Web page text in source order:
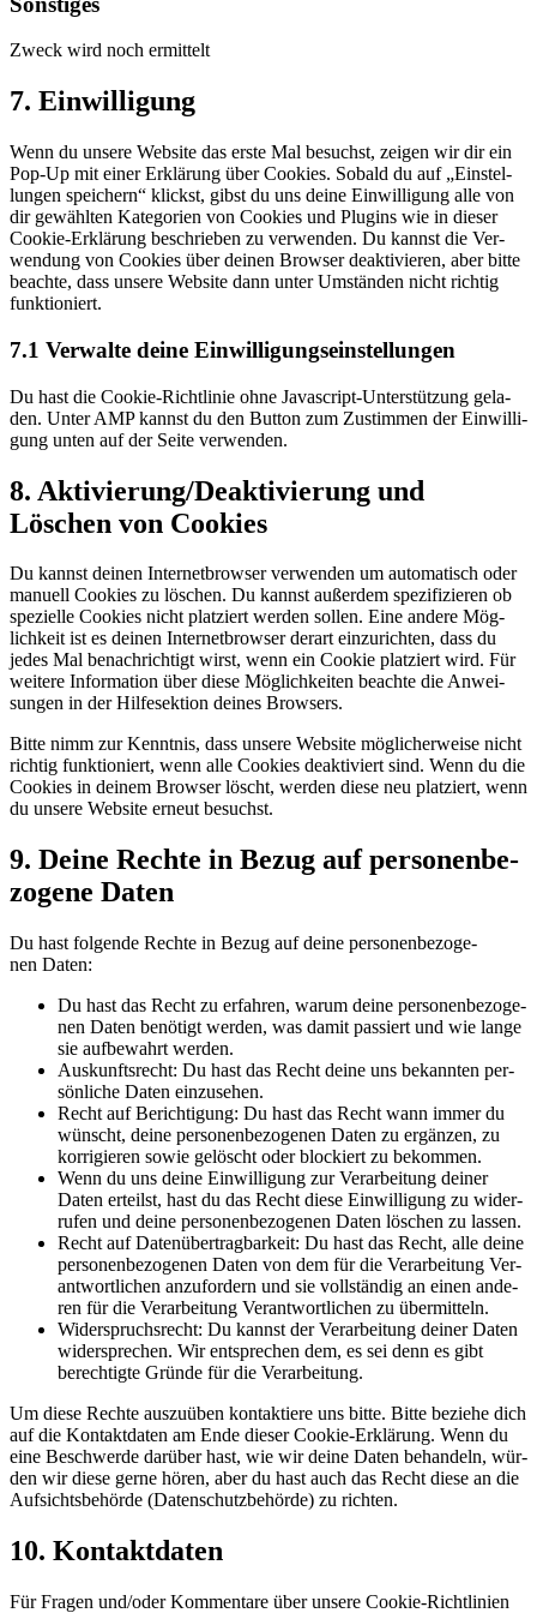
vice
Zweck wird noch ermittelt
Con­
sent
ser­
vice
sonstiges
7. Ein­wil­li­gung
Wenn du unse­re Web­site das ers­te Mal besuchst, zei­gen wir dir ein
Pop-Up mit einer Erklä­rung über Coo­kies. Sobald du auf „Ein­stel­
lun­gen spei­chern“ klickst, gibst du uns dei­ne Ein­wil­li­gung alle von
dir gewähl­ten Kate­go­rien von Coo­kies und Plug­ins wie in die­ser
Coo­kie-Erklä­rung beschrie­ben zu ver­wen­den. Du kannst die Ver­
wen­dung von Coo­kies über dei­nen Brow­ser deak­ti­vie­ren, aber bit­te
beach­te, dass unse­re Web­site dann unter Umstän­den nicht rich­tig
funktioniert.
7.1 Ver­wal­te dei­ne Einwilligungseinstellungen
Du hast die Coo­kie-Richt­li­nie ohne Java­script-Unter­stüt­zung gela­
den. Unter AMP kannst du den But­ton zum Zustim­men der Ein­wil­li­
gung unten auf der Sei­te verwenden.
8. Aktivierung/Deaktivierung und
Löschen von Cookies
Du kannst dei­nen Inter­net­brow­ser ver­wen­den um auto­ma­tisch oder
manu­ell Coo­kies zu löschen. Du kannst außer­dem spe­zi­fi­zie­ren ob
spe­zi­el­le Coo­kies nicht plat­ziert wer­den sol­len. Eine ande­re Mög­
lich­keit ist es dei­nen Inter­net­brow­ser der­art ein­zu­rich­ten, dass du
jedes Mal benach­rich­tigt wirst, wenn ein Coo­kie plat­ziert wird. Für
wei­te­re Infor­ma­ti­on über die­se Mög­lich­kei­ten beach­te die Anwei­
sun­gen in der Hilf­e­sek­ti­on dei­nes Browsers.
Bit­te nimm zur Kennt­nis, dass unse­re Web­site mög­li­cher­wei­se nicht
rich­tig funk­tio­niert, wenn alle Coo­kies deak­ti­viert sind. Wenn du die
Coo­kies in dei­nem Brow­ser löscht, wer­den die­se neu plat­ziert, wenn
du unse­re Web­site erneut besuchst.
9. Dei­ne Rech­te in Bezug auf per­so­nen­be­
zo­ge­ne Daten
Du hast fol­gen­de Rech­te in Bezug auf dei­ne per­so­nen­be­zo­ge­
nen Daten:
Du hast das Recht zu erfah­ren, war­um dei­ne per­so­nen­be­zo­ge­
nen Daten benö­tigt wer­den, was damit pas­siert und wie lan­ge
sie auf­be­wahrt werden.
Aus­kunfts­recht: Du hast das Recht dei­ne uns bekann­ten per­
sön­li­che Daten einzusehen.
Recht auf Berich­ti­gung: Du hast das Recht wann immer du
wünscht, dei­ne per­so­nen­be­zo­ge­nen Daten zu ergän­zen, zu
kor­ri­gie­ren sowie gelöscht oder blo­ckiert zu bekommen.
Wenn du uns dei­ne Ein­wil­li­gung zur Ver­ar­bei­tung dei­ner
Daten erteilst, hast du das Recht die­se Ein­wil­li­gung zu wider­
ru­fen und dei­ne per­so­nen­be­zo­ge­nen Daten löschen zu lassen.
Recht auf Daten­über­trag­bar­keit: Du hast das Recht, alle dei­ne
per­so­nen­be­zo­ge­nen Daten von dem für die Ver­ar­bei­tung Ver­
ant­wort­li­chen anzu­for­dern und sie voll­stän­dig an einen ande­
ren für die Ver­ar­bei­tung Ver­ant­wort­li­chen zu übermitteln.
Wider­spruchs­recht: Du kannst der Ver­ar­bei­tung dei­ner Daten
wider­spre­chen. Wir ent­spre­chen dem, es sei denn es gibt
berech­tig­te Grün­de für die Verarbeitung.
Um die­se Rech­te aus­zu­üben kon­tak­tie­re uns bit­te. Bit­te bezie­he dich
auf die Kon­takt­da­ten am Ende die­ser Coo­kie-Erklä­rung. Wenn du
eine Beschwer­de dar­über hast, wie wir dei­ne Daten behan­deln, wür­
den wir die­se ger­ne hören, aber du hast auch das Recht die­se an die
Auf­sichts­be­hör­de (Daten­schutz­be­hör­de) zu richten.
10. Kon­takt­da­ten
Für Fra­gen und/oder Kom­men­ta­re über unse­re Coo­kie-Richt­li­ni­en